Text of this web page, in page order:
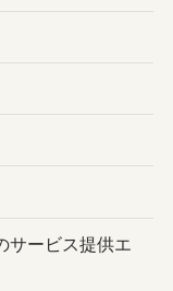
サービス提供エ